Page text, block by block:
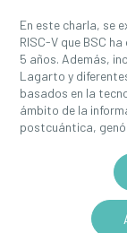
En este charla, se
RISC-V que BSC
5 años. Además,
Lagarto y
basados en la
ámbito de la
postcuántica,